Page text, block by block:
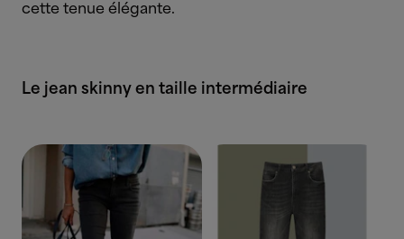
cette tenue élégante.
Le jean skinny en taille intermédiaire